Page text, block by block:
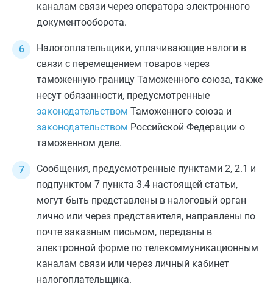
каналам связи через оператора электронного
документооборота.
Налогоплательщики, уплачивающие налоги в
связи с перемещением товаров через
таможенную границу Таможенного союза, также
несут обязанности, предусмотренные
законодательством Таможенного союза и
законодательством Российской Федерации о
таможенном деле.
Сообщения, предусмотренные пунктами 2, 2.1 и
подпунктом 7 пункта 3.4 настоящей статьи,
могут быть представлены в налоговый орган
лично или через представителя, направлены по
почте заказным письмом, переданы в
электронной форме по телекоммуникационным
каналам связи или через личный кабинет
налогоплательщика.